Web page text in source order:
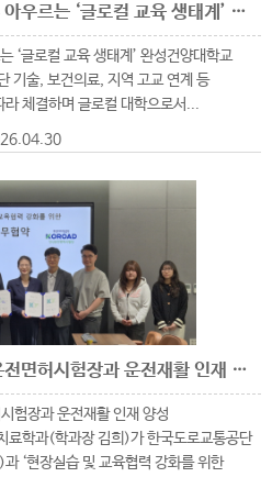
건양대, 국방·보건·지역정주 아우르는 ‘글로컬 교육 생태계’ 완성
‘글로컬 교육 생태계’ 완성건양대학교
기술, 보건의료, 지역 고교 연계 등
체결하며 글로컬 대학으로서...
건양대 작업치료학과-안산운전면허시험장과 운전재활 인재 양성 협약
험장과 운전재활 인재 양성
료학과(학과장 김희)가 한국도로교통공단
‘현장실습 및 교육협력 강화를 위한